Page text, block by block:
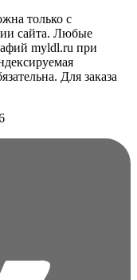
только с
сайта. Любые
myldl.ru при
Для заказа